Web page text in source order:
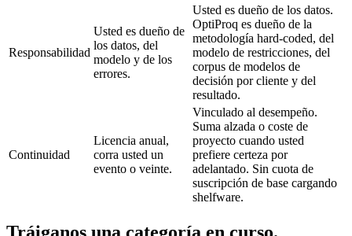
Responsabilidad
Usted es dueño de
los datos, del
modelo y de los
errores.
Usted es dueño de los datos.
OptiProq es dueño de la
metodología hard-coded, del
modelo de restricciones, del
corpus de modelos de
decisión por cliente y del
resultado.
Continuidad
Licencia anual,
corra usted un
evento o veinte.
Vinculado al desempeño.
Suma alzada o coste de
proyecto cuando usted
prefiere certeza por
adelantado. Sin cuota de
suscripción de base cargando
shelfware.